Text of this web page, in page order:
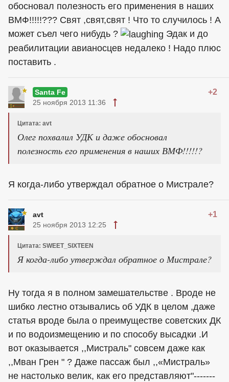
обосновал полезность его применения в наших
ВМФ!!!!!??? Свят ,свят,свят ! Что то случилось ! А
может съел чего нибудь ?
Эдак и до
реабилитации авианосцев недалеко ! Надо плюс
поставить .
Santa Fe +2
25 ноября 2013 11:36
Цитата: avt
Олег похвалил УДК и даже обосновал
полезность его применения в наших ВМФ!!!!!?
Я когда-либо утверждал обратное о Мистрале?
avt +1
25 ноября 2013 12:25
Цитата: SWEET_SIXTEEN
Я когда-либо утверждал обратное о Мистрале?
Ну тогда я в полном замешательстве . Вроде не
шибко лестно отзывались об УДК в целом ,даже
статья вроде была о преимуществе советских ДК
и по водоизмещению и по способу высадки .И
вот оказывается ,,Мистраль" совсем даже как
,,Мван Грен " ? Даже пассаж был ,,«Мистраль»
не настолько велик, как его представляют"-------